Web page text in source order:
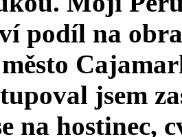
podíl na
jsem
na hostinec,